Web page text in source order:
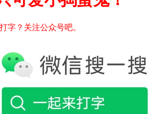
字？关注公众号吧。